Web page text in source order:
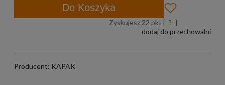
Do Koszyka
Zyskujesz 22 pkt [ ? ]
dodaj do przechowalni
Producent: KAPAK